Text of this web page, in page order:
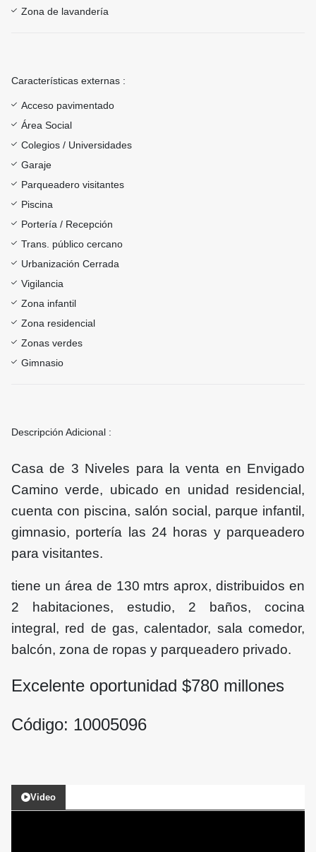
Zona de lavandería
Características externas :
Acceso pavimentado
Área Social
Colegios / Universidades
Garaje
Parqueadero visitantes
Piscina
Portería / Recepción
Trans. público cercano
Urbanización Cerrada
Vigilancia
Zona infantil
Zona residencial
Zonas verdes
Gimnasio
Descripción Adicional :
Casa de 3 Niveles para la venta en Envigado
Camino verde, ubicado en unidad residencial,
cuenta con piscina, salón social, parque infantil,
gimnasio, portería las 24 horas y parqueadero
para visitantes.
tiene un área de 130 mtrs aprox, distribuidos en
2 habitaciones, estudio, 2 baños, cocina
integral, red de gas, calentador, sala comedor,
balcón, zona de ropas y parqueadero privado.
Excelente oportunidad $780 millones
Código: 10005096
Video